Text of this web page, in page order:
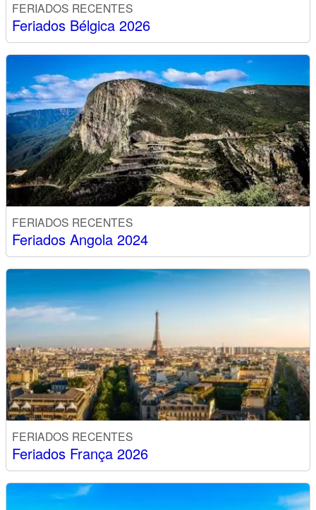
FERIADOS RECENTES
Feriados Bélgica 2026
FERIADOS RECENTES
Feriados Angola 2024
FERIADOS RECENTES
Feriados França 2026